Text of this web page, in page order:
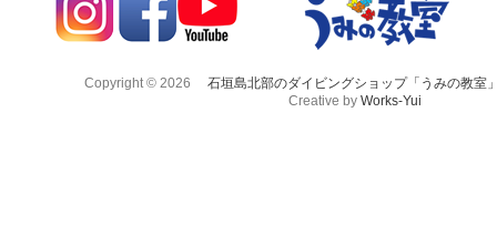
Copyright © 2026
石垣島北部のダイビングショップ「うみの教室
Creative by Works-Yui